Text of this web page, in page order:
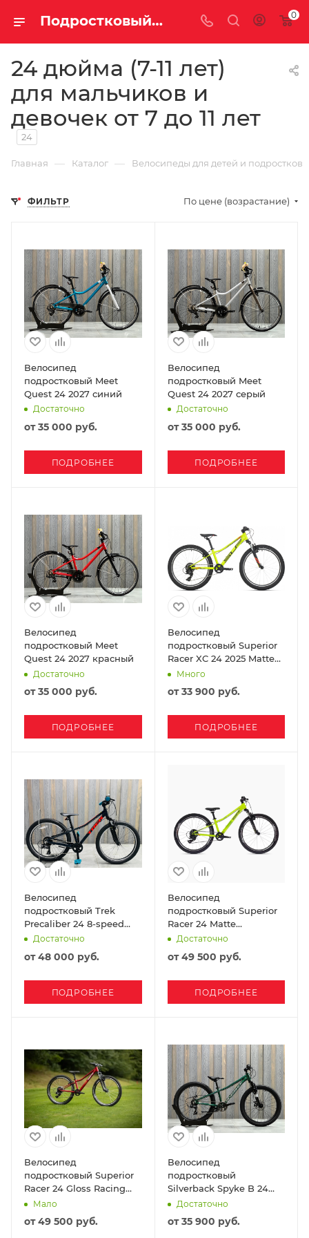
Подростковый велосипед для мальчиков и девочек от 8 до 11 лет. Купить выгодно скоростной велосипед для мальчика подростка 8-11 лет в Саратове и Энгельсе. 0
24 дюйма (7-11 лет)
для мальчиков и
девочек от 7 до 11 лет
24
Главная — Каталог — Велосипеды для детей и подростков
ФИЛЬТР По цене (возрастание)
Велосипед
подростковый Meet
Quest 24 2027 синий
Достаточно
от35 000 руб.
ПОДРОБНЕЕ
Велосипед
подростковый Meet
Quest 24 2027 серый
Достаточно
от35 000 руб.
ПОДРОБНЕЕ
Велосипед
подростковый Meet
Quest 24 2027 красный
Достаточно
от35 000 руб.
ПОДРОБНЕЕ
Велосипед
подростковый Superior
Racer XC 24 2025 Matte
Lime/Black/Red
Много
от33 900 руб.
ПОДРОБНЕЕ
Велосипед
подростковый Trek
Precaliber 24 8-speed
Nautical Navy
Достаточно
от48 000 руб.
ПОДРОБНЕЕ
Велосипед
подростковый Superior
Racer 24 Matte
Radioactive Yellow
Достаточно
от49 500 руб.
ПОДРОБНЕЕ
Велосипед
подростковый Superior
Racer 24 Gloss Racing
RedМало
от49 500 руб.
Велосипед
подростковый
Silverback Spyke B 24
2026 Emerald Green
Достаточно
от35 900 руб.